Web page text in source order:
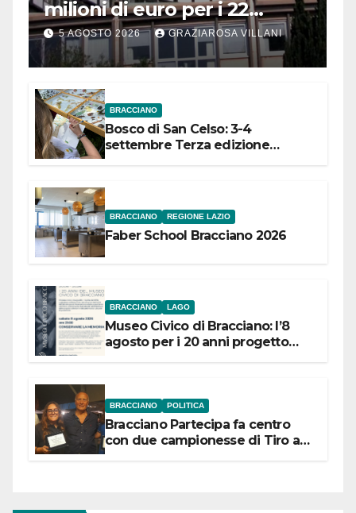
milioni di euro per i 22
Comuni dell’Etruria
Meridionale
5 AGOSTO 2026 GRAZIAROSA VILLANI
BRACCIANO
Bosco di San Celso: 3-4
settembre Terza edizione
BRACCIANO REGIONE LAZIO
Faber School Bracciano 2026
BRACCIANO LAGO
Museo Civico di Bracciano: l’8
agosto per i 20 anni progetto
BRACCIANO POLITICA
Bracciano Partecipa fa centro
con due campionesse di Tiro a